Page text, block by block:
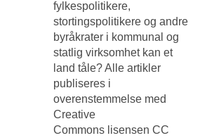
fylkespolitikere,
stortingspolitikere og andre
byråkrater i kommunal og
statlig virksomhet kan et
land tåle? Alle artikler
publiseres i
overenstemmelse med
Creative
Commons lisensen CC